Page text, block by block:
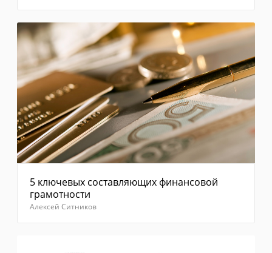
5 ключевых составляющих финансовой
грамотности
Алексей Ситников